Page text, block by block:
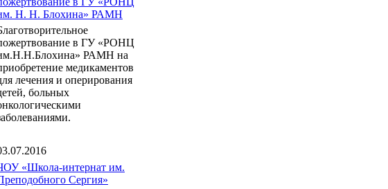
Н. Н. Блохина» РАМН
в ГУ «РОНЦ
РАМН на
медикаментов
лечения и оперирования
больных
«Школа-интернат им.
Сергия»